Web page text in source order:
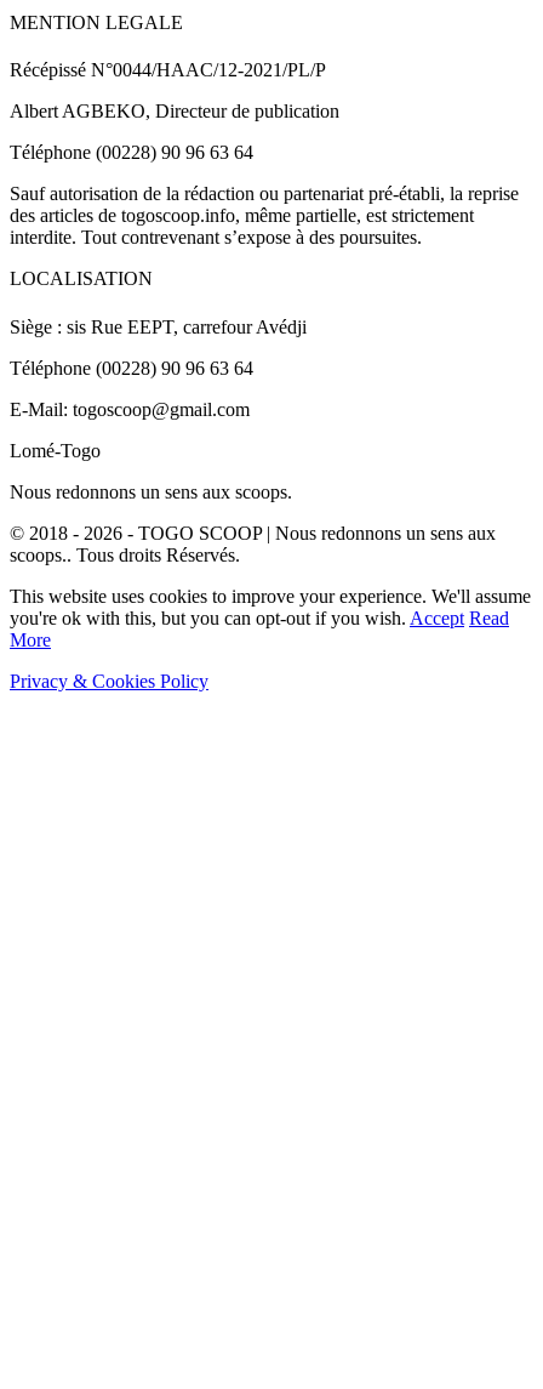
MENTION LEGALE
Récépissé N°0044/HAAC/12-2021/PL/P
Albert AGBEKO, Directeur de publication
Téléphone (00228) 90 96 63 64
Sauf autorisation de la rédaction ou partenariat pré-établi, la reprise
des articles de togoscoop.info, même partielle, est strictement
interdite. Tout contrevenant s’expose à des poursuites.
LOCALISATION
Siège : sis Rue EEPT, carrefour Avédji
Téléphone (00228) 90 96 63 64
E-Mail: togoscoop@gmail.com
Lomé-Togo
Nous redonnons un sens aux scoops.
© 2018 - 2026 - TOGO SCOOP | Nous redonnons un sens aux
scoops.. Tous droits Réservés.
This website uses cookies to improve your experience. We'll assume
you're ok with this, but you can opt-out if you wish. Accept Read
More
Privacy & Cookies Policy